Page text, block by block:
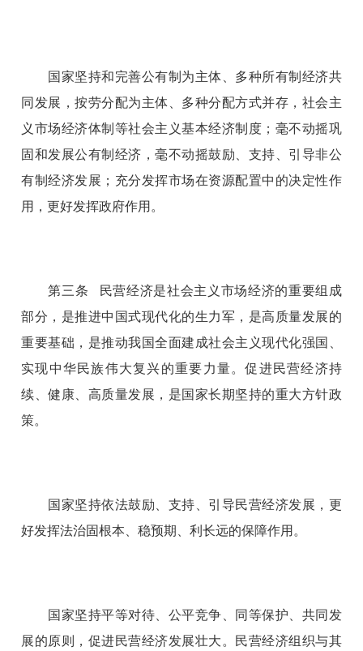
国家坚持和完善公有制为主体、多种所有制经济共
同发展，按劳分配为主体、多种分配方式并存，社会主
义市场经济体制等社会主义基本经济制度；毫不动摇巩
固和发展公有制经济，毫不动摇鼓励、支持、引导非公
有制经济发展；充分发挥市场在资源配置中的决定性作
用，更好发挥政府作用。
第三条 民营经济是社会主义市场经济的重要组成
部分，是推进中国式现代化的生力军，是高质量发展的
重要基础，是推动我国全面建成社会主义现代化强国、
实现中华民族伟大复兴的重要力量。促进民营经济持
续、健康、高质量发展，是国家长期坚持的重大方针政
策。
国家坚持依法鼓励、支持、引导民营经济发展，更
好发挥法治固根本、稳预期、利长远的保障作用。
国家坚持平等对待、公平竞争、同等保护、共同发
展的原则，促进民营经济发展壮大。民营经济组织与其